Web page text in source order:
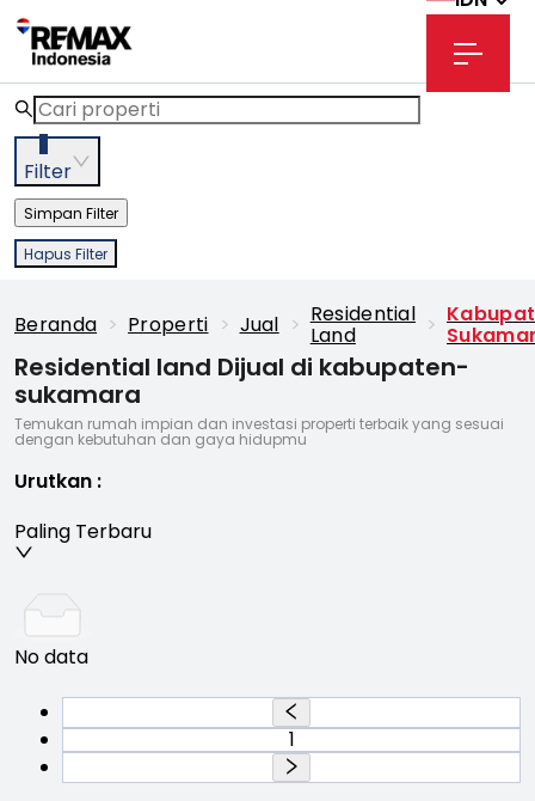
3
Filter
Simpan Filter
Hapus Filter
Beranda > Properti > Jual > Residential
Land >
Residential land Dijual di kabupaten-
sukamara
Temukan rumah impian dan investasi properti terbaik yang sesuai
dengan kebutuhan dan gaya hidupmu
Urutkan :
Paling Terbaru
No data
1